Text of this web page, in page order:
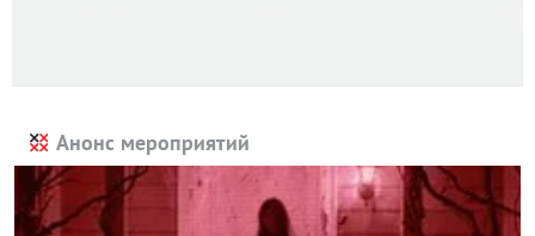
Анонс мероприятий